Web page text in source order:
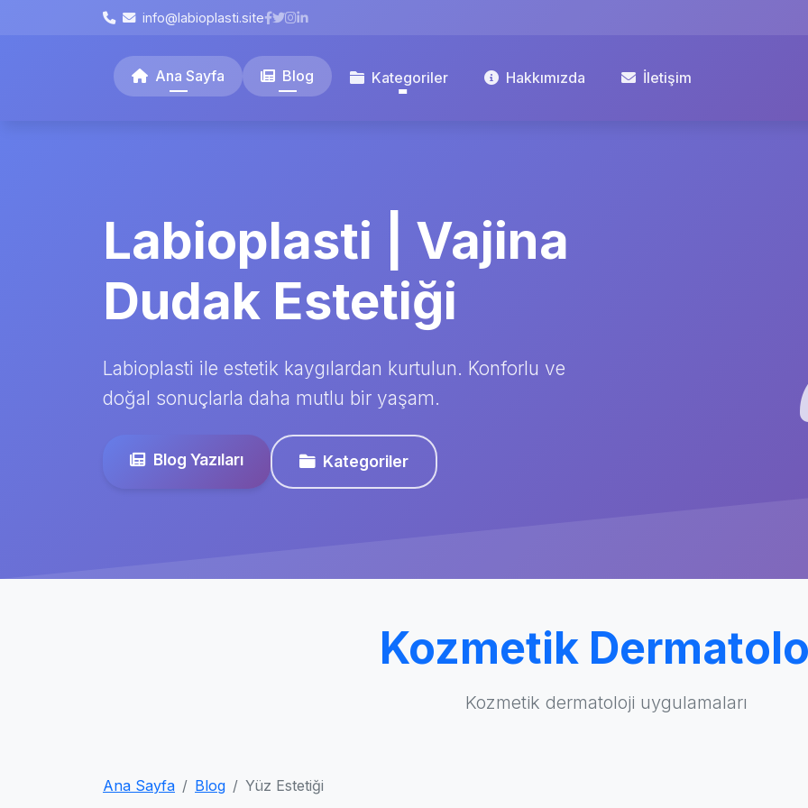
info@labioplasti.site
Ana Sayfa Blog Kategoriler Hakkımızda İletişim
Labioplasti | Vajina
Dudak Estetiği
Labioplasti ile estetik kaygılardan kurtulun. Konforlu ve
doğal sonuçlarla daha mutlu bir yaşam.
Blog Yazıları Kategoriler
Kozmetik
Kozmetik dermatoloji uygulamaları
Ana Sayfa Blog Yüz Estetiği